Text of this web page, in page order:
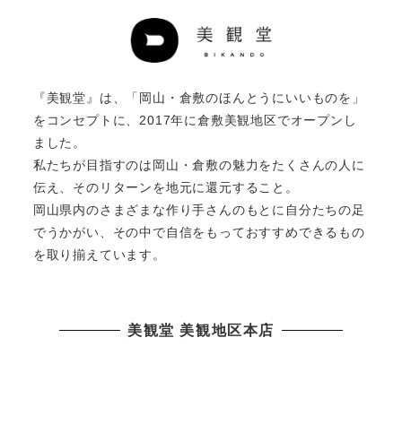
『美観堂』は、「岡山・倉敷のほんとうにいいものを」
をコンセプトに、2017年に倉敷美観地区でオープンし
ました。
私たちが目指すのは岡山・倉敷の魅力をたくさんの人に
伝え、そのリターンを地元に還元すること。
岡山県内のさまざまな作り手さんのもとに自分たちの足
でうかがい、その中で自信をもっておすすめできるもの
を取り揃えています。
美観堂 美観地区本店